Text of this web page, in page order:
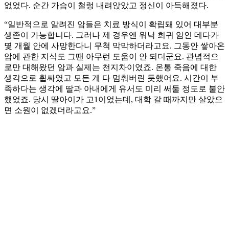
없었다. 순간 가슴이 철렁 내려앉았고 정신이 아득해졌다.
“일반적으로 알려진 암들은 치료 방식이 확립돼 있어 대부분
생존이 가능합니다. 그러나 제 경우엔 워낙 희귀 암인 데다가
몇 개월 안에 사망한다니 무척 막막하더라고요. 그동안 쌓아온
암에 관한 지식도 그땐 아무런 도움이 안 되더군요. 관념적으
로만 대해왔던 암과 실제는 천지차이였죠. 온통 죽음에 대한
생각으로 휩싸였고 모든 게 다 멈춰버린 듯했어요. 시간이 부
족하다는 생각에 딸과 아내에게 유서도 미리 써둘 정도로 불안
했었죠. 당시 딸아이가 고1이었는데, 대학 갈 때까지만 살았으
면 소원이 없겠더라고요.”